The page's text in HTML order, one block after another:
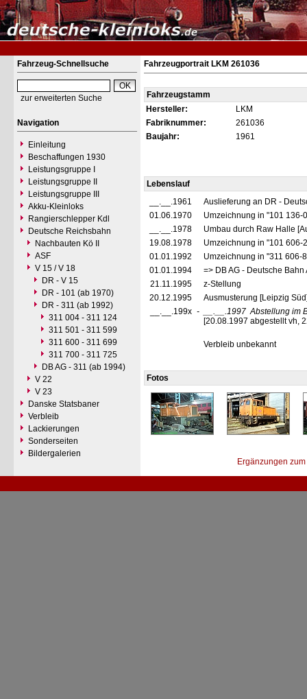
Fahrzeug-Schnellsuche
zur erweiterten Suche
Navigation
Einleitung
Beschaffungen 1930
Leistungsgruppe I
Leistungsgruppe II
Leistungsgruppe III
Akku-Kleinloks
Rangierschlepper Kdl
Deutsche Reichsbahn
Nachbauten Kö II
ASF
V 15 / V 18
DR - V 15
DR - 101 (ab 1970)
DR - 311 (ab 1992)
311 004 - 311 124
311 501 - 311 599
311 600 - 311 699
311 700 - 311 725
DB AG - 311 (ab 1994)
V 22
V 23
Danske Statsbaner
Verbleib
Lackierungen
Sonderseiten
Bildergalerien
Fahrzeugportrait LKM 261036
Fahrzeugstamm
Hersteller:
LKM
Fabriknummer:
261036
Baujahr:
1961
Lebenslauf
__.__.1961
Auslieferung an DR -
01.06.1970
Umzeichnung in "101 136-
__.__.1978
Umbau durch Raw Halle
19.08.1978
Umzeichnung in "101 606-
01.01.1992
Umzeichnung in "311 606-
01.01.1994
=> DB AG - Deutsche
21.11.1995
z-Stellung
20.12.1995
Ausmusterung [Leipzig
__.__.199x - __.__.1997 Abstellung im
[20.08.1997 abgestellt vh,
Verbleib unbekannt
Fotos
Ergänzungen